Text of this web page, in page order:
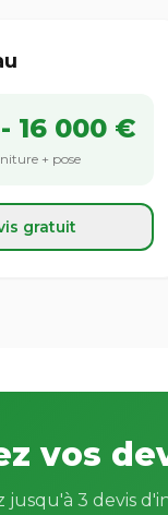
16 000 €
+ pose
gratuit
vos
jusqu'à 3 devis